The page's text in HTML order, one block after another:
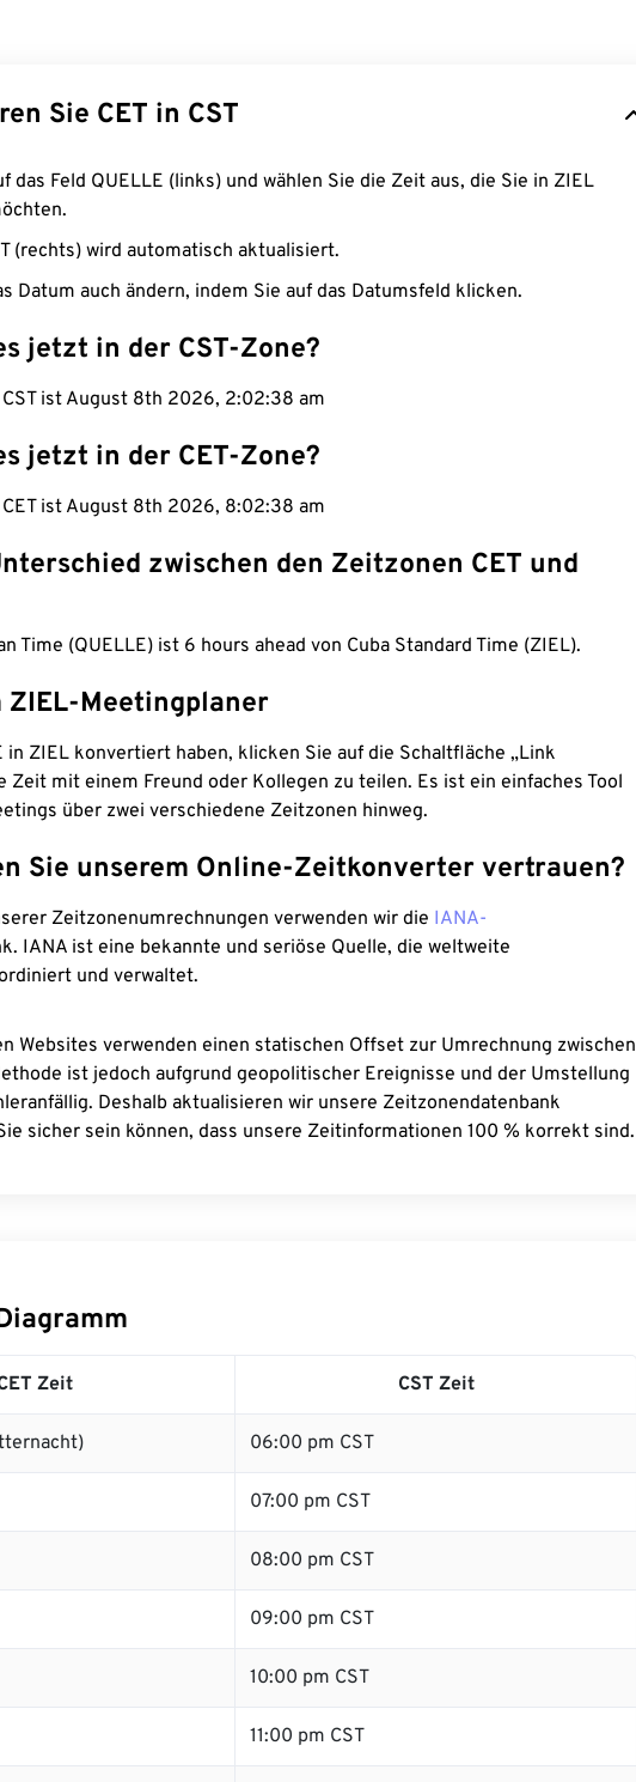
Sie CET in CST
das Feld QUELLE (links) und wählen Sie die Zeit aus, die Sie in ZIEL
(rechts) wird automatisch aktualisiert.
Datum auch ändern, indem Sie auf das Datumsfeld klicken.
jetzt in der CST-Zone?
ist August 8th 2026, 2:02:39 am
jetzt in der CET-Zone?
ist August 8th 2026, 8:02:39 am
zwischen den Zeitzonen CET und
Time (QUELLE) ist 6 hours ahead von Cuba Standard Time (ZIEL).
ZIEL-Meetingplaner
in ZIEL konvertiert haben, klicken Sie auf die Schaltfläche „Link
Zeit mit einem Freund oder Kollegen zu teilen. Es ist ein einfaches Tool
über zwei verschiedene Zeitzonen hinweg.
Sie unserem Online-Zeitkonverter vertrauen?
Zeitzonenumrechnungen verwenden wir die IANA-
IANA ist eine bekannte und seriöse Quelle, die weltweite
und verwaltet.
Websites verwenden einen statischen Offset zur Umrechnung zwischen
ist jedoch aufgrund geopolitischer Ereignisse und der Umstellung
Deshalb aktualisieren wir unsere Zeitzonendatenbank
sicher sein können, dass unsere Zeitinformationen 100 % korrekt sind.
Zeit CST Zeit
06:00 pm CST
07:00 pm CST
08:00 pm CST
09:00 pm CST
10:00 pm CST
11:00 pm CST